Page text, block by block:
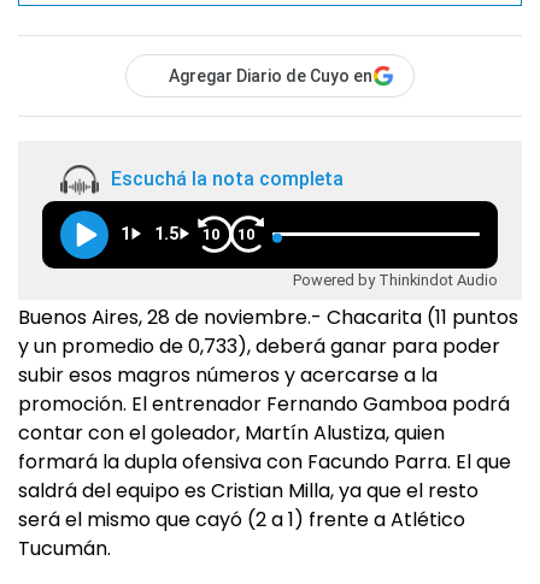
Agregar Diario de Cuyo en
Escuchá la nota completa
1 1.5 10 10
Powered by Thinkindot Audio
Buenos Aires, 28 de noviembre.- Chacarita (11 puntos
y un promedio de 0,733), deberá ganar para poder
subir esos magros números y acercarse a la
promoción. El entrenador Fernando Gamboa podrá
contar con el goleador, Martín Alustiza, quien
formará la dupla ofensiva con Facundo Parra. El que
saldrá del equipo es Cristian Milla, ya que el resto
será el mismo que cayó (2 a 1) frente a Atlético
Tucumán.